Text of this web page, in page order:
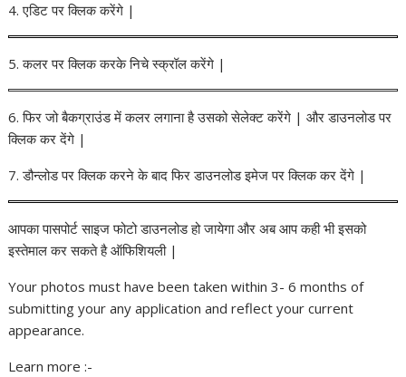
4. एडिट पर क्लिक करेंगे |
5. कलर पर क्लिक करके निचे स्क्रॉल करेंगे |
6. फिर जो बैकग्राउंड में कलर लगाना है उसको सेलेक्ट करेंगे | और डाउनलोड पर
क्लिक कर देंगे |
7. डौन्लोड पर क्लिक करने के बाद फिर डाउनलोड इमेज पर क्लिक कर देंगे |
आपका पासपोर्ट साइज फोटो डाउनलोड हो जायेगा और अब आप कही भी इसको
इस्तेमाल कर सकते है ऑफिशियली |
Your photos must have been taken within 3- 6 months of
submitting your any application and reflect your current
appearance.
Learn more :-